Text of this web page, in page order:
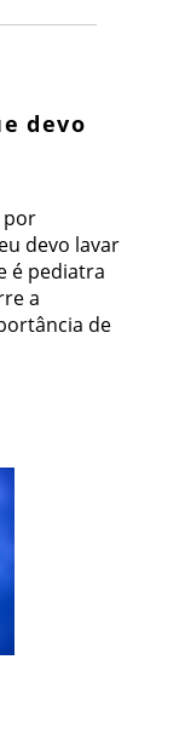
devo
por
devo lavar
é pediatra
a
de